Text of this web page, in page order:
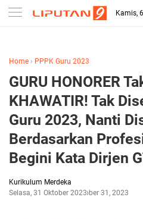
-->
Kamis,
Home › PPPK Guru 2023
GURU HONORER
KHAWATIR! Tak
Guru 2023, Nanti
Berdasarkan
Begini Kata Dirjen
Kurikulum Merdeka
Selasa, 31 Oktober 2023Oktober 31, 2023